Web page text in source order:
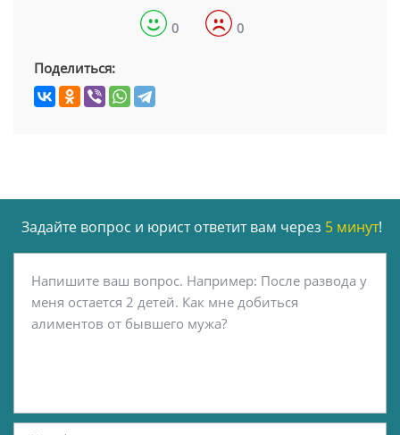
0 0
Поделиться:
Задайте вопрос и юрист ответит вам через 5 минут!